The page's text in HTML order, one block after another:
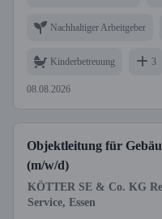
Nachhaltiger Arbeitgeber
Kinderbetreuung 3
08.08.2026
Objektleitung für
(m/w/d)
KÖTTER SE & Co. KG
Service, Essen